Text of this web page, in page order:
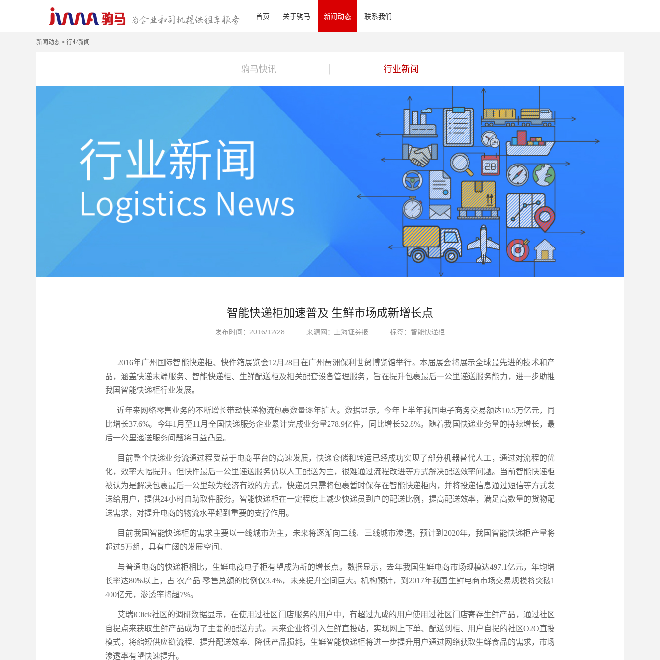
首页 关于驹马 新闻动态 联系我们
新闻动态 > 行业新闻
驹马快讯 行业新闻
智能快递柜加速普及 生鲜市场成新增长点
发布时间：2016/12/28 来源网：上海证券报 标签：智能快递柜
2016年广州国际智能快递柜、快件箱展览会12月28日在广州琶洲保利世贸博览馆举行。本届展会将展示全球最先进的技术和产
品，涵盖快递末端服务、智能快递柜、生鲜配送柜及相关配套设备管理服务，旨在提升包裹最后一公里递送服务能力，进一步助推
我国智能快递柜行业发展。
近年来网络零售业务的不断增长带动快递物流包裹数量逐年扩大。数据显示，今年上半年我国电子商务交易额达10.5万亿元，同
比增长37.6%。今年1月至11月全国快递服务企业累计完成业务量278.9亿件，同比增长52.8%。随着我国快递业务量的持续增长，最
后一公里递送服务问题将日益凸显。
目前整个快递业务流通过程受益于电商平台的高速发展，快递仓储和转运已经成功实现了部分机器替代人工，通过对流程的优
化，效率大幅提升。但快件最后一公里递送服务仍以人工配送为主，很难通过流程改进等方式解决配送效率问题。当前智能快递柜
被认为是解决包裹最后一公里较为经济有效的方式，快递员只需将包裹暂时保存在智能快递柜内，并将投递信息通过短信等方式发
送给用户，提供24小时自助取件服务。智能快递柜在一定程度上减少快递员到户的配送比例，提高配送效率，满足高数量的货物配
送需求，对提升电商的物流水平起到重要的支撑作用。
目前我国智能快递柜的需求主要以一线城市为主，未来将逐渐向二线、三线城市渗透，预计到2020年，我国智能快递柜产量将
超过5万组，具有广阔的发展空间。
与普通电商的快递柜相比，生鲜电商电子柜有望成为新的增长点。数据显示，去年我国生鲜电商市场规模达497.1亿元，年均增
长率达80%以上，占 农产品 零售总额的比例仅3.4%，未来提升空间巨大。机构预计，到2017年我国生鲜电商市场交易规模将突破1
400亿元，渗透率将超7%。
艾瑞iClick社区的调研数据显示，在使用过社区门店服务的用户中，有超过九成的用户使用过社区门店寄存生鲜产品，通过社区
自提点来获取生鲜产品成为了主要的配送方式。未来企业将引入生鲜直投站，实现网上下单、配送到柜、用户自提的社区O2O直投
模式，将缩短供应链流程、提升配送效率、降低产品损耗，生鲜智能快递柜将进一步提升用户通过网络获取生鲜食品的需求，市场
渗透率有望快速提升。